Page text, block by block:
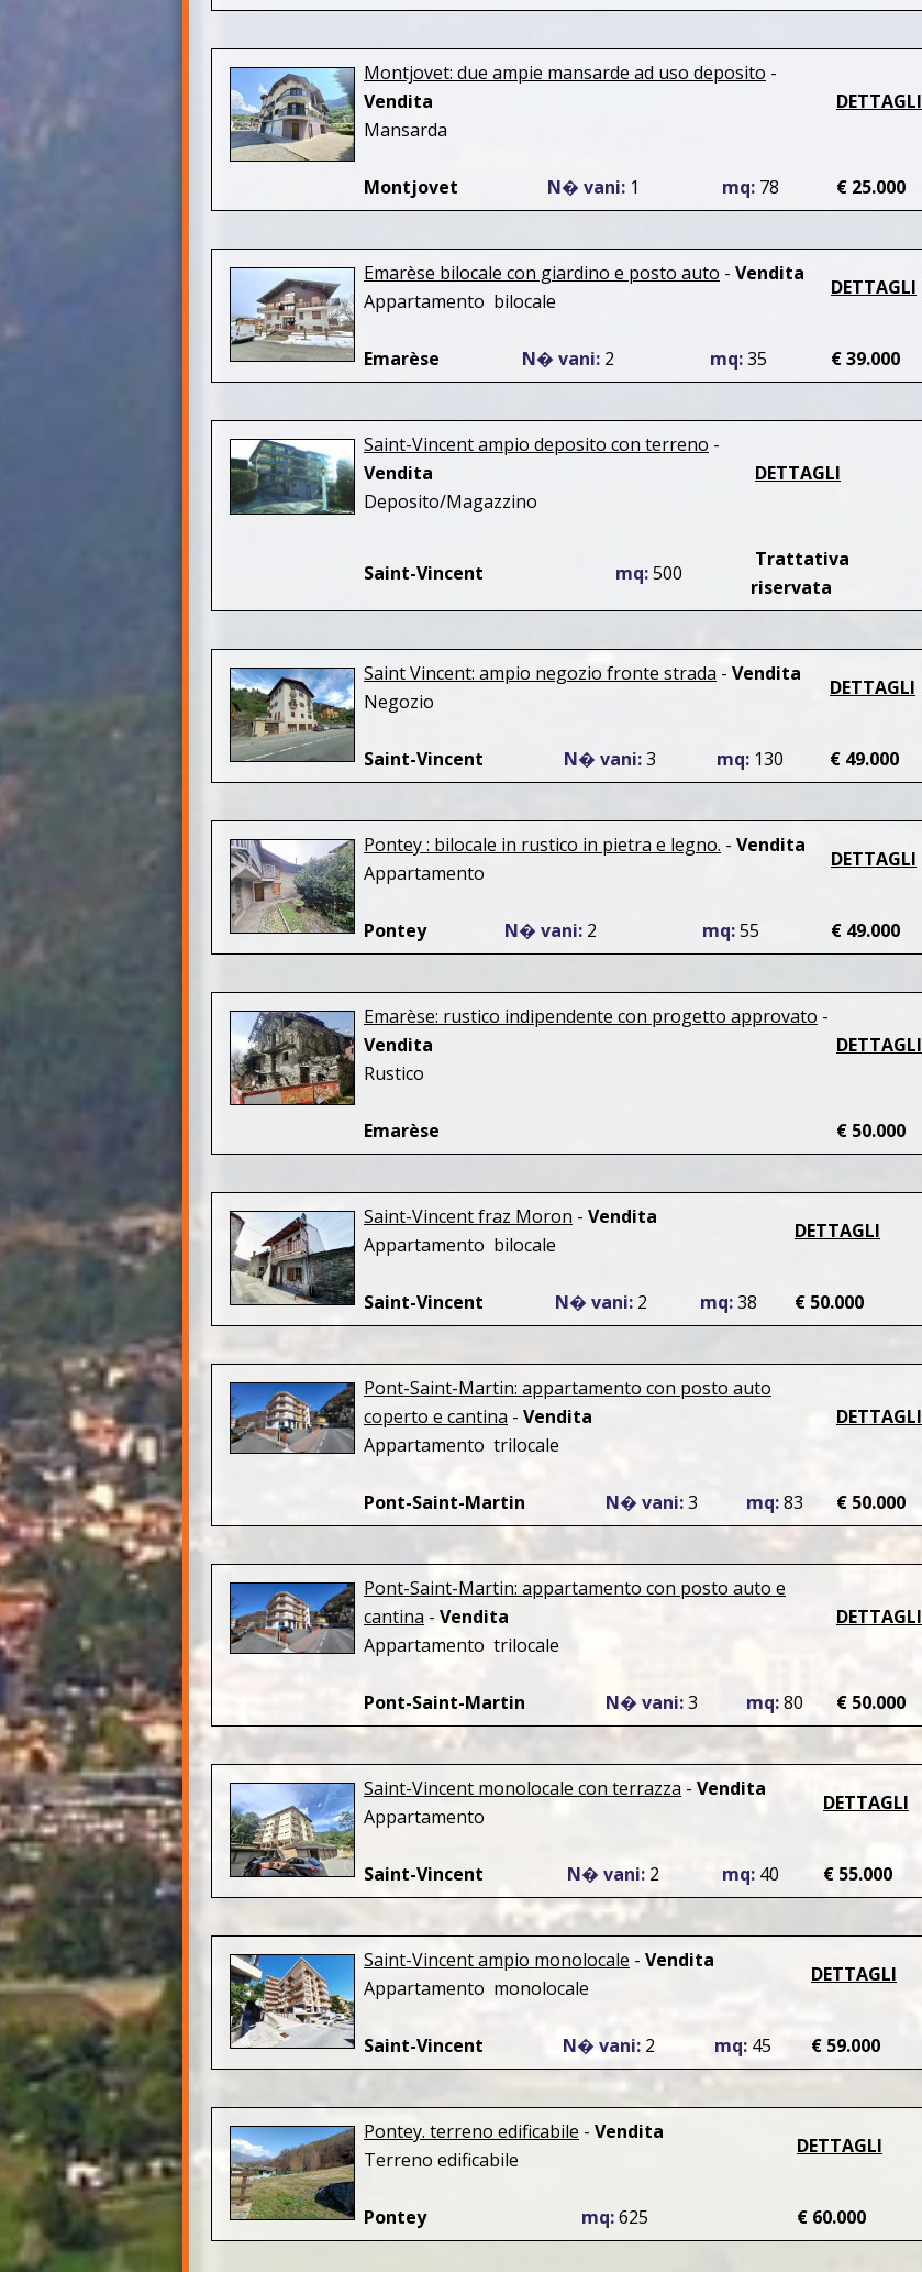
Montjovet: due ampie mansarde ad uso deposito -
Vendita
Mansarda
DETTAGLI
Montjovet N� vani: 1 mq: 78 € 25.000
Emarèse bilocale con giardino e posto auto - Vendita
Appartamento bilocale
DETTAGLI
Emarèse N� vani: 2 mq:35 € 39.000
Saint-Vincent ampio deposito con terreno -
Vendita
Deposito/Magazzino
DETTAGLI
Saint-Vincent mq:500
Trattativa
riservata
Saint Vincent: ampio negozio fronte strada - Vendita
Negozio
DETTAGLI
Saint-Vincent N� vani:3 mq: 130 € 49.000
Pontey : bilocale in rustico in pietra e legno. - Vendita
Appartamento
DETTAGLI
Pontey N� vani: 2 mq:55 € 49.000
Emarèse: rustico indipendente con progetto approvato -
Vendita
Rustico
DETTAGLI
Emarèse € 50.000
Saint-Vincent fraz Moron - Vendita
Appartamento bilocale
DETTAGLI
Saint-Vincent N� vani: 2 mq:38 € 50.000
Pont-Saint-Martin: appartamento con posto auto
coperto e cantina - Vendita
Appartamento trilocale
DETTAGLI
Pont-Saint-Martin N� vani:3 mq:83 € 50.000
Pont-Saint-Martin: appartamento con posto auto e
cantina - Vendita
Appartamento trilocale
DETTAGLI
Pont-Saint-Martin N� vani:3 mq:80 € 50.000
Saint-Vincent monolocale con terrazza - Vendita
Appartamento
DETTAGLI
Saint-Vincent N� vani: 2 mq: 40 € 55.000
Saint-Vincent ampio monolocale - Vendita
Appartamento monolocale
DETTAGLI
Saint-Vincent N� vani: 2 mq: 45 € 59.000
Pontey. terreno edificabile - Vendita
Terreno edificabile
DETTAGLI
Pontey mq:625 € 60.000